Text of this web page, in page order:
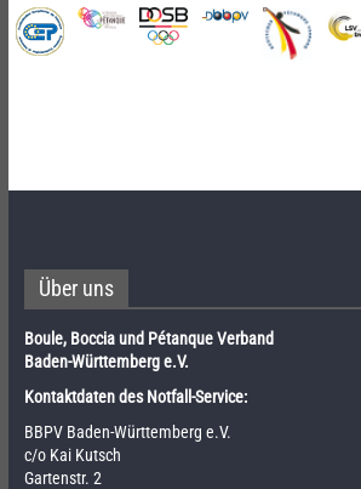
Über uns
Boule, Boccia und Pétanque Verband
Baden-Württemberg e.V.
Kontaktdaten des Notfall-Service:
BBPV Baden-Württemberg e.V.
c/o Kai Kutsch
Gartenstr. 2